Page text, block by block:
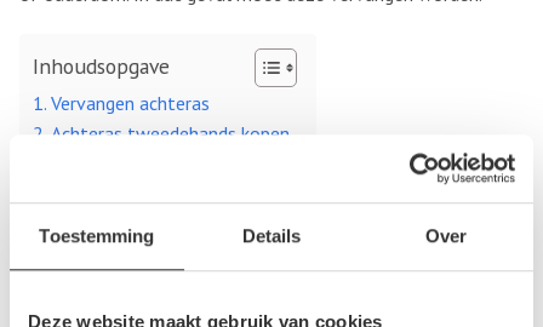
Toestemming Details Over
Deze website maakt gebruik van cookies
Inhoudsopgave
Vervangen achteras
Achteras tweedehands kopen
Vervangen achteras
vervanging tijdens het rijden. Of je ziet het als de